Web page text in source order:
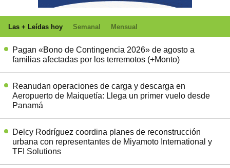
Las + Leídas hoy Semanal Mensual
Pagan «Bono de Contingencia 2026» de agosto a
familias afectadas por los terremotos (+Monto)
Reanudan operaciones de carga y descarga en
Aeropuerto de Maiquetía: Llega un primer vuelo desde
Panamá
Delcy Rodríguez coordina planes de reconstrucción
urbana con representantes de Miyamoto International y
TFI Solutions